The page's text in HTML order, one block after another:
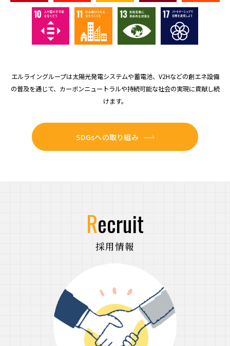
エルライングループは太陽光発電システムや蓄電池、V2Hなどの創エネ設備
の普及を通じて、 カーボンニュートラルや持続可能な社会の実現に貢献し続
けます。
SDGsへの取り組み
recruit
採用情報